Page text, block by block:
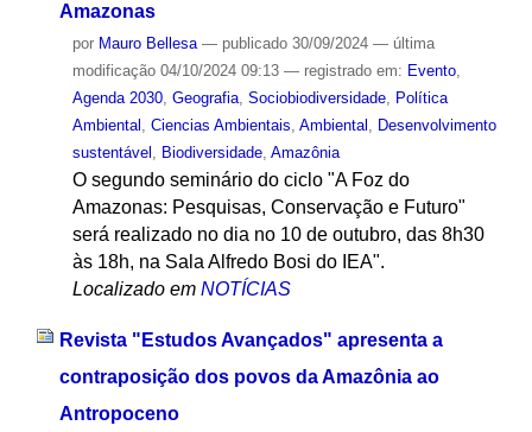
Amazonas
por Mauro Bellesa — publicado30/09/2024 — última
modificação04/10/2024 09:13 — registrado em: Evento,
Agenda 2030, Geografia, Sociobiodiversidade, Política
Ambiental , Ciencias Ambientais, Ambiental , Desenvolvimento
sustentável , Biodiversidade, Amazônia
O segundo seminário do ciclo "A Foz do
Amazonas: Pesquisas, Conservação e Futuro"
será realizado no dia no 10 de outubro, das 8h30
às 18h, na Sala Alfredo Bosi do IEA".
Localizado em NOTÍCIAS
Revista "Estudos Avançados" apresenta a
contraposição dos povos da Amazônia ao
Antropoceno